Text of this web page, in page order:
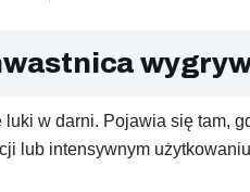
w darni. Pojawia się tam,
lub intensywnym